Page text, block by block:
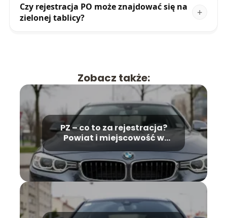
Czy rejestracja PO może znajdować się na
zielonej tablicy?
Zobacz także:
PZ – co to za rejestracja?
Powiat i miejscowość w